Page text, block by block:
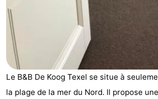
Plus
beaux
points
de
Passer
la
nuit
Appartements
-
Le B&B De Koog Texel se situe à
la plage de la mer du Nord. Il propose